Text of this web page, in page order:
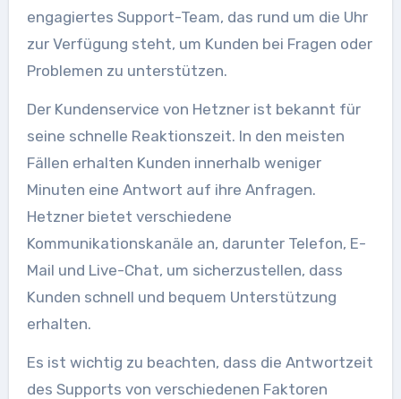
engagiertes Support-Team, das rund um die Uhr
zur Verfügung steht, um Kunden bei Fragen oder
Problemen zu unterstützen.
Der Kundenservice von Hetzner ist bekannt für
seine schnelle Reaktionszeit. In den meisten
Fällen erhalten Kunden innerhalb weniger
Minuten eine Antwort auf ihre Anfragen.
Hetzner bietet verschiedene
Kommunikationskanäle an, darunter Telefon, E-
Mail und Live-Chat, um sicherzustellen, dass
Kunden schnell und bequem Unterstützung
erhalten.
Es ist wichtig zu beachten, dass die Antwortzeit
des Supports von verschiedenen Faktoren